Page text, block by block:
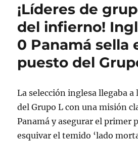
¡Líderes de
del infierno!
0 Panamá sella
puesto del
La selección inglesa llegaba
del Grupo L con una misión
Panamá y asegurar el primer
esquivar el temido ‘lado